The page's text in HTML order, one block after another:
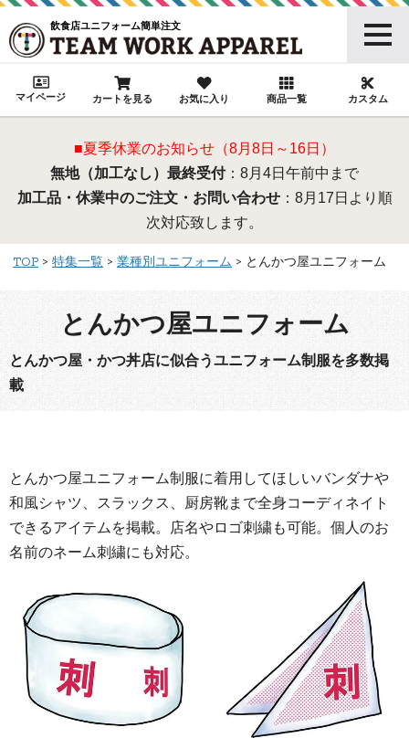
飲食店ユニフォーム簡単注文
マイページ カートを見る お気に入り 商品一覧 カスタム
■夏季休業のお知らせ（8月8日～16日）
無地（加工なし）最終受付：8月4日午前中まで
加工品・休業中のご注文・お問い合わせ：8月17日より順
次対応致します。
TOP 特集一覧 業種別ユニフォーム とんかつ屋ユニフォーム
とんかつ屋ユニフォーム
とんかつ屋・かつ丼店に似合うユニフォーム制服を多数掲
載
とんかつ屋ユニフォーム制服に着用してほしいバンダナや
和風シャツ、スラックス、厨房靴まで全身コーディネイト
できるアイテムを掲載。店名やロゴ刺繍も可能。個人のお
名前のネーム刺繍にも対応。